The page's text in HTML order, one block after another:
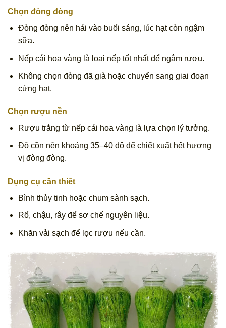
Chọn đòng đòng
Đòng đòng nên hái vào buổi sáng, lúc hạt còn ngậm
sữa.
Nếp cái hoa vàng là loại nếp tốt nhất để ngâm rượu.
Không chọn đòng đã già hoặc chuyển sang giai đoạn
cứng hạt.
Chọn rượu nền
Rượu trắng từ nếp cái hoa vàng là lựa chọn lý tưởng.
Độ cồn nên khoảng 35–40 độ để chiết xuất hết hương
vị đòng đòng.
Dụng cụ cần thiết
Bình thủy tinh hoặc chum sành sạch.
Rổ, chậu, rây để sơ chế nguyên liệu.
Khăn vải sạch để lọc rượu nếu cần.